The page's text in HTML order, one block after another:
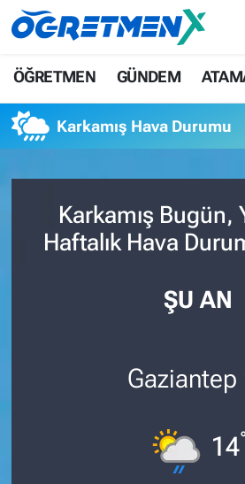
ÖĞRETMEN GÜNDEM
Karkamış Hava Durumu
Karkamış Bugün,
Haftalık Hava
ŞU AN
Gaziantep
14
ÖĞRETMEN
SINAVLAR
HAYATIN İÇİNDEN
UZMAN ÖĞRETMENLİK
İstanbul Nöbetçi Eczaneler
İstanbul Trafik Yoğunluk
Süper Lig Puan Durumu ve
Haber Arşivi